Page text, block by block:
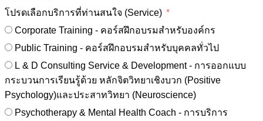
โปรดเลือกบริการที่ท่านสนใจ (Service)
Corporate Training - คอร์สฝึกอบรมสำหรับองค์กร
Public Training - คอร์สฝึกอบรมสำหรับบุคคลทั่วไป
L & D Consulting Service & Development - การออกแบบ
กระบวนการเรียนรู้ด้วย หลักจิตวิทยาเชิงบวก (Positive
Psychology)และประสาทวิทยา (Neuroscience)
Psychotherapy & Mental Health Coach - การบริการ